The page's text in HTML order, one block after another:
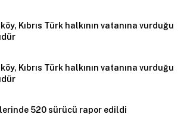
Kıbrıs Türk halkının vatanına vurduğu
Kıbrıs Türk halkının vatanına vurduğu
520 sürücü rapor edildi